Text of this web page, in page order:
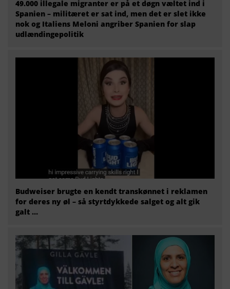
49.000 illegale migranter er på et døgn væltet ind i
Spanien – militæret er sat ind, men det er slet ikke
nok og Italiens Meloni angriber Spanien for slap
udlændingepolitik
Budweiser brugte en kendt transkønnet i reklamen
for deres ny øl – så styrtdykkede salget og alt gik
galt …